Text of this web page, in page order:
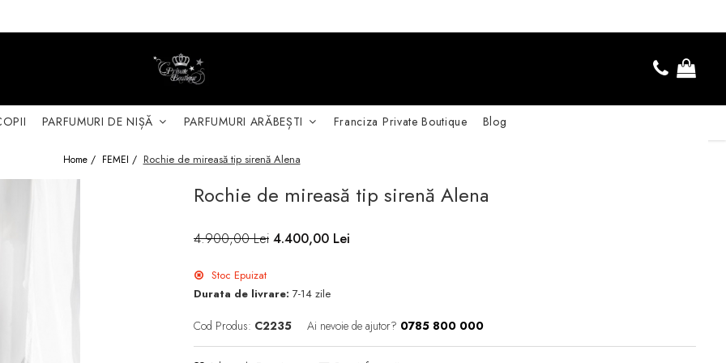
PARFUMURI DE NIȘĂ PARFUMURI ARĂBEȘTI Franciza Private Boutique Blog
Home / FEMEI / Rochie de mireasă tip sirenă Alena
Rochie de mireasă tip sirenă Alena
4.900,00 Lei 4.400,00 Lei
Stoc Epuizat
Durata de livrare: 7-14 zile
Cod Produs: C2235 Ai nevoie de ajutor? 0785 800 000